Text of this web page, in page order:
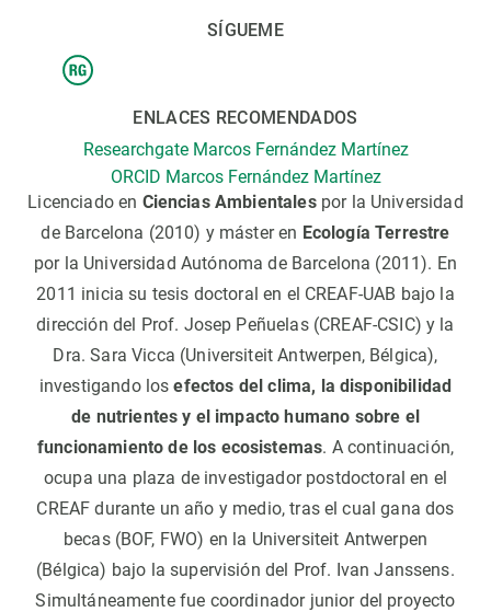
SÍGUEME
ENLACES RECOMENDADOS
Researchgate Marcos Fernández Martínez
ORCID Marcos Fernández Martínez
Licenciado en Ciencias Ambientalespor la Universidad
de Barcelona (2010) y máster en Ecología Terrestre
por la Universidad Autónoma de Barcelona (2011). En
2011 inicia su tesis doctoral en el CREAF-UAB bajo la
dirección del Prof. Josep Peñuelas (CREAF-CSIC) y la
Dra. Sara Vicca (Universiteit Antwerpen, Bélgica),
investigando losefectos del clima, la disponibilidad
de nutrientes y el impacto humano sobre el
funcionamiento de los ecosistemas. A continuación,
ocupa una plaza de investigador postdoctoral en el
CREAF durante un año y medio, tras el cual gana dos
becas (BOF, FWO) en la Universiteit Antwerpen
(Bélgica) bajo la supervisión del Prof. Ivan Janssens.
Simultáneamente fue coordinador junior del proyecto